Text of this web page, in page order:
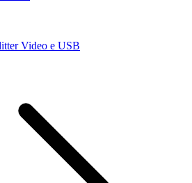
Video e USB